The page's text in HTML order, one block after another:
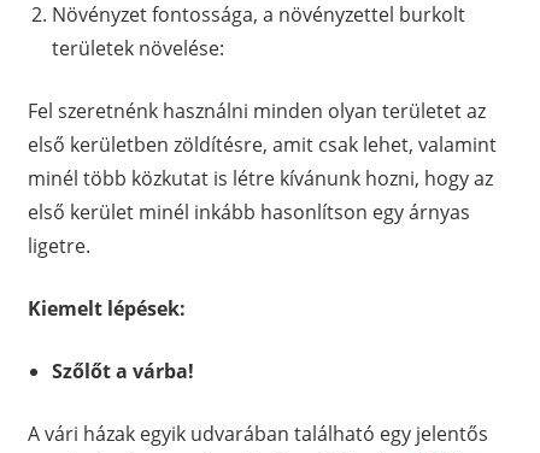
Növényzet fontossága, a növényzettel burkolt
területek növelése:
Fel szeretnénk használni minden olyan területet az
első kerületben zöldítésre, amit csak lehet, valamint
minél több közkutat is létre kívánunk hozni, hogy az
első kerület minél inkább hasonlítson egy árnyas
ligetre.
Kiemelt lépések:
Szőlőt a várba!
A vári házak egyik udvarában található egy jelentős